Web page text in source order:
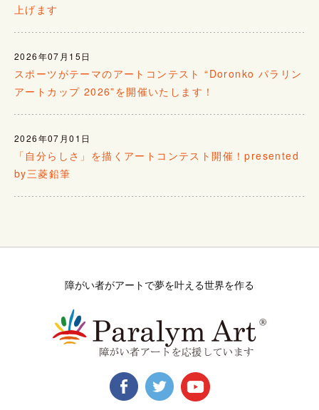
上げます
2026年07月15日
スポーツがテーマのアートコンテスト “Doronko パラリン
アートカップ 2026”を開催いたします！
2026年07月01日
「自分らしさ」を描くアートコンテスト開催！presented
by三菱鉛筆
障がい者がアートで夢を叶える世界を作る